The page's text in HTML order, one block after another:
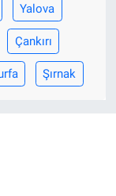
Yalova
Çankırı
Şırnak